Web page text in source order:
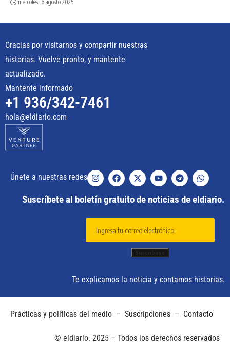
miércoles, 6 agosto 2025
Gracias por visitarnos y compartir nuestras
historias. Vuelve pronto, y mantente
actualizado.
Mantente informado
+1 936/342-7461
hola@eldiario.com
Únete a nuestras redes
Suscríbete al boletín gratuito de noticias de eldiario.
Te explicamos la noticia y contamos historias.
Prácticas y políticas del medio – Suscripciones – Contacto
© eldiario. 2025 – Todos los derechos reservados